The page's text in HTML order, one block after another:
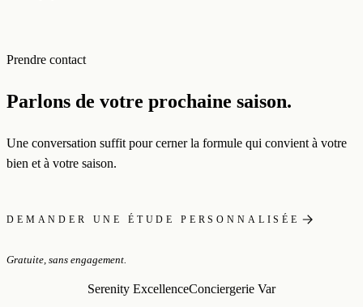
Prendre contact
Parlons de votre prochaine saison.
Une conversation suffit pour cerner la formule qui convient à votre
bien et à votre saison.
DEMANDER UNE ÉTUDE PERSONNALISÉE
Gratuite, sans engagement.
Serenity ExcellenceConciergerie Var